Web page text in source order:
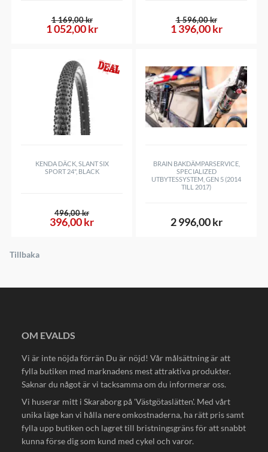
1 052,00 kr
1 169,00 kr
1 396,00 kr
1 596,00 kr
KENDA DÄCK, SLANT SIX
SPORT 24", BLACK
396,00 kr
496,00 kr
BRAIN BAKDÄMPARSERVICE,
SPECIALIZED
UTBYTESSYSTEM, GEN 5 (2014
TILL 2017)
2 996,00 kr
Tillbaka
OM EVALDS
Vi är inte nöjda förrän Du är nöjd! Vår målsättning är att
fylla butiken med marknadens mest attraktiva produkter.
Saknar du något är vi tacksamma om du informerar oss.
Vi huserar mitt i Skaraborg på 'Västgötaslätten'. Med vårt
unika läge kan vi hålla nere omkostnaderna, ha rätt pris samt
fylla upp butiken och lagret till bristningsgräns för att snabbt
kunna förse dig som kund med cykel och varor.